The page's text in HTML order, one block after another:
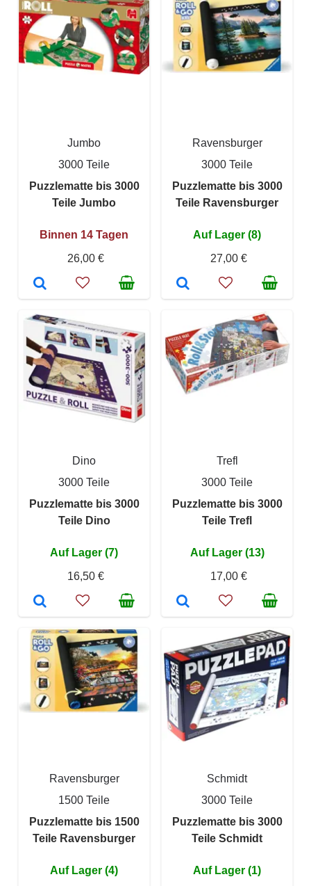
Jumbo
3000 Teile
Puzzlematte bis 3000
Teile Jumbo
Binnen 14 Tagen
26,00 €
Ravensburger
3000 Teile
Puzzlematte bis 3000
Teile Ravensburger
Auf Lager (8)
27,00 €
Dino
3000 Teile
Puzzlematte bis 3000
Teile Dino
Auf Lager (7)
16,50 €
Trefl
3000 Teile
Puzzlematte bis 3000
Teile Trefl
Auf Lager (13)
17,00 €
Ravensburger
1500 Teile
Puzzlematte bis 1500
Teile Ravensburger
Auf Lager (4)
Schmidt
3000 Teile
Puzzlematte bis 3000
Teile Schmidt
Auf Lager (1)